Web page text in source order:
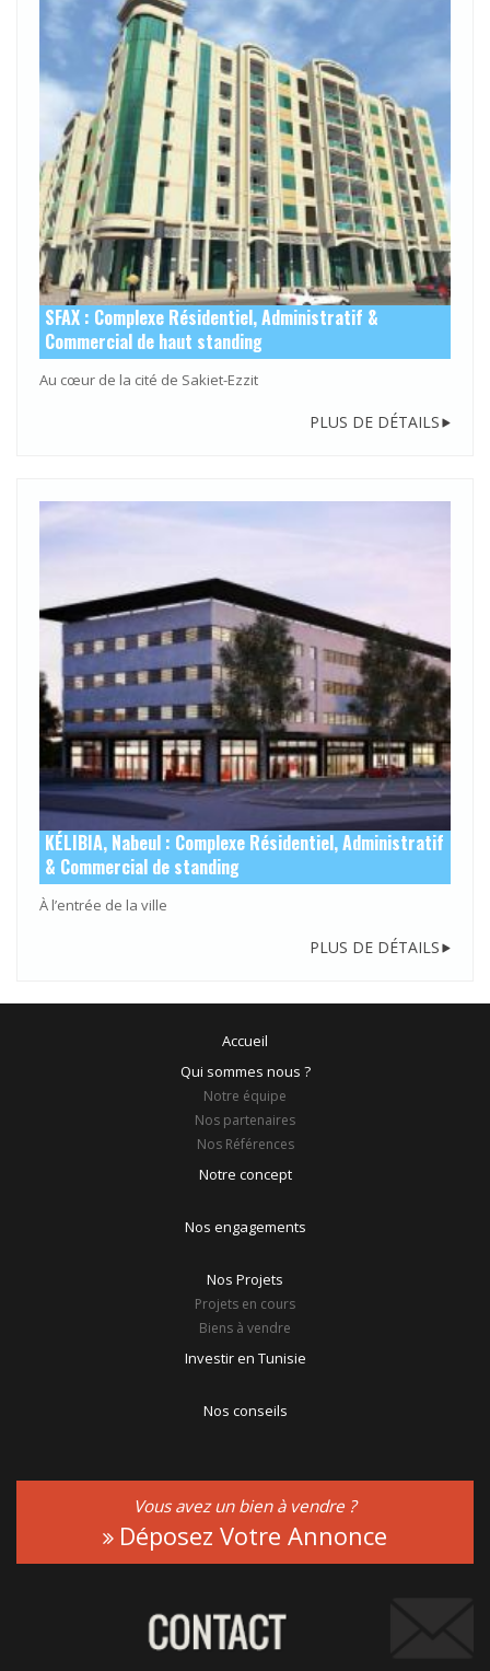
SFAX : Complexe Résidentiel, Administratif &
Commercial de haut standing
Au cœur de la cité de Sakiet-Ezzit
PLUS DE DÉTAILS
KÉLIBIA, Nabeul : Complexe Résidentiel, Administratif
& Commercial de standing
À l’entrée de la ville
PLUS DE DÉTAILS
Accueil
Qui sommes nous ?
Notre équipe
Nos partenaires
Nos Références
Notre concept
Nos engagements
Nos Projets
Projets en cours
Biens à vendre
Investir en Tunisie
Nos conseils
Vous avez un bien à vendre ?
Déposez Votre Annonce